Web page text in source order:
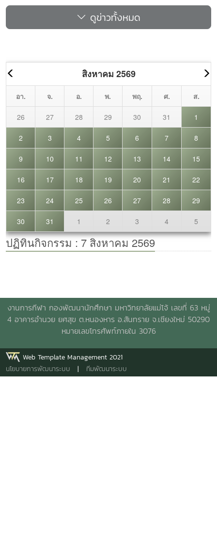
ดูข่าวทั้งหมด
งานการกีฬา กองพัฒนานักศึกษา มหาวิทยาลัยแม่โจ้ เลขที่ 63 หมู่
4 อาคารอำนวย ยศสุข ต.หนองหาร อ.สันทราย จ.เชียงใหม่ 50290
หมายเลขโทรศัพท์ภายใน 3076
Web Template Management 2021
นโยบายการพัฒนาระบบ | ทีมพัฒนาระบบ